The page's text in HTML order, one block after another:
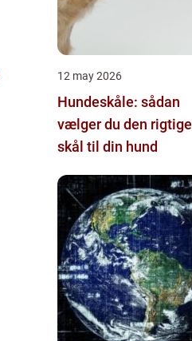
12 may 2026
Hundeskåle: sådan
vælger du den rigtige
skål til din hund